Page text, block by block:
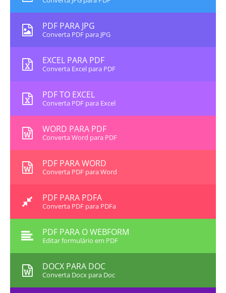
PDF PARA JPG
Converta PDF para JPG
EXCEL PARA PDF
Converta Excel para PDF
PDF TO EXCEL
Converta PDF para Excel
WORD PARA PDF
Converta Word para PDF
PDF PARA WORD
Converta PDF para Word
PDF PARA PDFA
Converta PDF para PDFa
PDF PARA O WEBFORM
Editar formulário em PDF
DOCX PARA DOC
Converta Docx para Doc